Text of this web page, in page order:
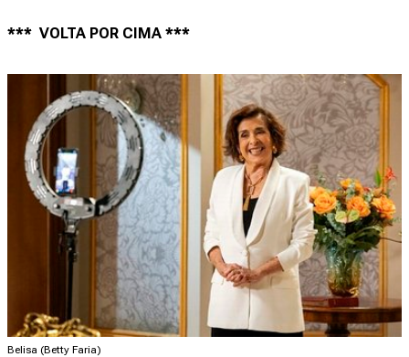
*** VOLTA POR CIMA ***
Belisa (Betty Faria)